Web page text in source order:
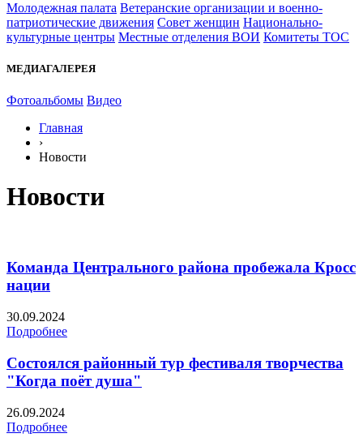
Молодежная палата Ветеранские организации и военно-
патриотические движения Совет женщин Национально-
культурные центры Местные отделения ВОИ Комитеты ТОС
МЕДИАГАЛЕРЕЯ
Фотоальбомы Видео
Главная
›
Новости
Новости
Команда Центрального района пробежала Кросс
нации
30.09.2024
Подробнее
Состоялся районный тур фестиваля творчества
"Когда поёт душа"
26.09.2024
Подробнее